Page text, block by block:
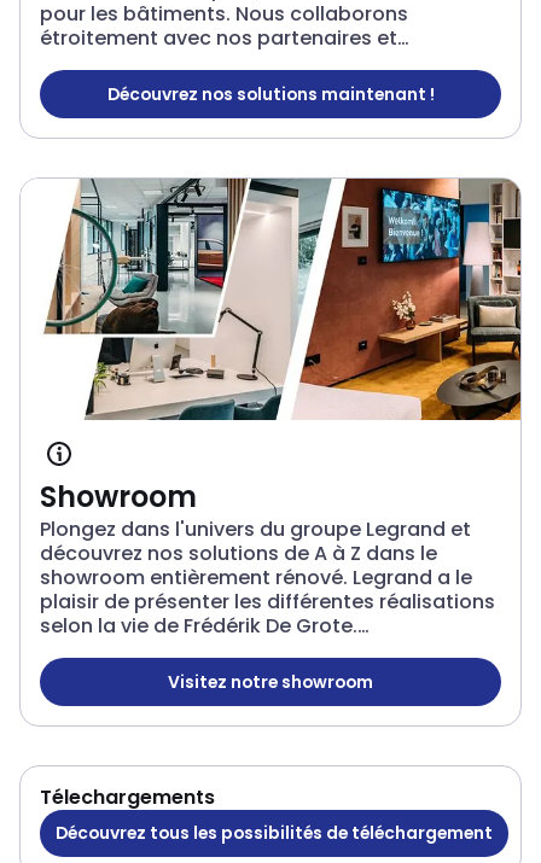
pour les bâtiments. Nous collaborons
étroitement avec nos partenaires et
réduire notre impact environnemental et
sociétal. Nos priorités incluent la réduction de
notre empreinte écologique, le
la mise en place de produits et emballages
durables.
Responsabilité Sociétale
Découvrez nos solutions maintenant !
Showroom
Plongez dans l'univers du groupe Legrand et
découvrez nos solutions de A à Z dans le
showroom entièrement rénové. Legrand a le
plaisir de présenter les différentes réalisations
selon la vie de Frédérik De Grote.
globales de Legrand pour sa vie privée et
professionnelle.
Showroom
Visitez notre showroom
Télechargements
Découvrez tous les possibilités de téléchargement